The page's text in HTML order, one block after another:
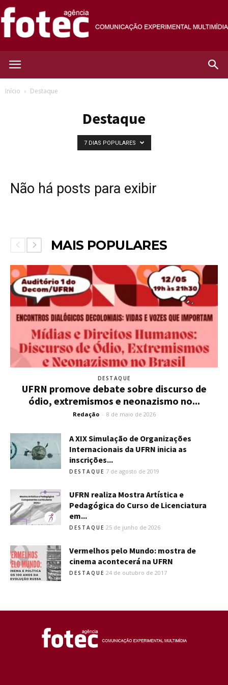
Fotec
Início Destaque
Destaque
7 DIAS POPULARES
Não há posts para exibir
MAIS POPULARES
DESTAQUE
UFRN promove debate sobre discurso de
ódio, extremismos e neonazismo no...
Redação - 8 de maio de 2026
A XIX Simulação de Organizações
Internacionais da UFRN inicia as
inscrições...
DESTAQUE 7 de agosto de 2019
UFRN realiza Mostra Artística e
Pedagógica do Curso de Licenciatura
em...
DESTAQUE 25 de junho de 2026
Vermelhos pelo Mundo: mostra de
cinema acontecerá na UFRN
DESTAQUE 24 de outubro de 2017